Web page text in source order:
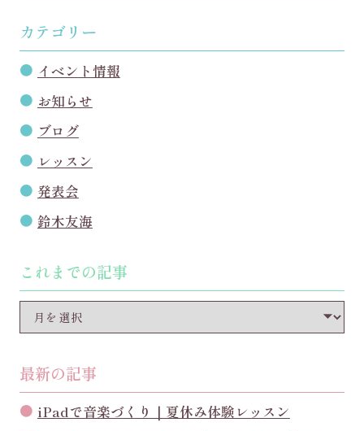
カテゴリー
イベント情報
お知らせ
ブログ
レッスン
発表会
鈴木友海
これまでの記事
最新の記事
iPadで音楽づくり｜夏休み体験レッスン